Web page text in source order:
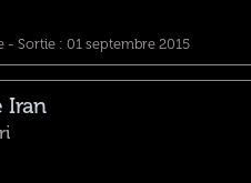
- Sortie : 01 septembre 2015
Iran